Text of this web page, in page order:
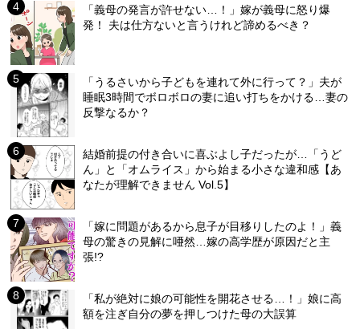
「義母の発言が許せない…！」嫁が義母に怒り爆
発！ 夫は仕方ないと言うけれど諦めるべき？
「うるさいから子どもを連れて外に行って？」夫が
睡眠3時間でボロボロの妻に追い打ちをかける…妻の
反撃なるか？
結婚前提の付き合いに喜ぶよし子だったが…「うど
ん」と「オムライス」から始まる小さな違和感【あ
なたが理解できません Vol.5】
「嫁に問題があるから息子が目移りしたのよ！」義
母の驚きの見解に唖然…嫁の高学歴が原因だと主
張!?
「私が絶対に娘の可能性を開花させる…！」娘に高
額を注ぎ自分の夢を押しつけた母の大誤算